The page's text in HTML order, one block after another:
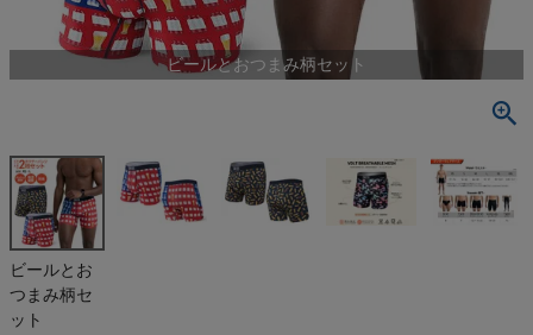
み柄セット ス
ポーツ イン
ナー ショー
ツ ボルト 下
着 股擦れ 対
策 股ずれ 勝
負下着 吸湿
発散 吸汗速
(税込)
On
THE NORTH FACE
ビールとおつまみ柄セット
ビールとお
つまみ柄セ
ット